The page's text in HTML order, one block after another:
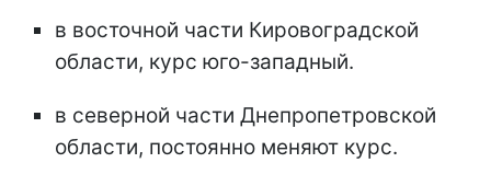
в восточной части Кировоградской
области, курс юго-западный.
в северной части Днепропетровской
области, постоянно меняют курс.